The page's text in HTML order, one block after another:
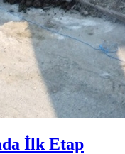
İlk Etap